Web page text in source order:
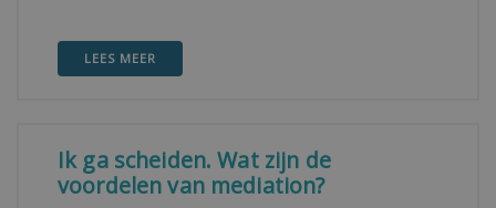
LEES MEER
Ik ga scheiden. Wat zijn de
voordelen van mediation?